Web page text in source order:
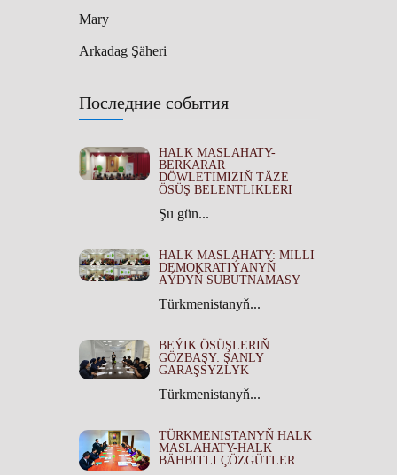
Mary
Arkadag Şäheri
Последние события
HALK MASLAHATY-
BERKARAR
DÖWLETIMIZIŇ TÄZE
ÖSÜŞ BELENTLIKLERI
Şu gün...
HALK MASLAHATY: MILLI
DEMOKRATIÝANYŇ
AÝDYŇ SUBUTNAMASY
Türkmenistanyň...
BEÝIK ÖSÜŞLERIŇ
GÖZBAŞY: ŞANLY
GARAŞSYZLYK
Türkmenistanyň...
TÜRKMENISTANYŇ HALK
MASLAHATY-HALK
BÄHBITLI ÇÖZGÜTLER